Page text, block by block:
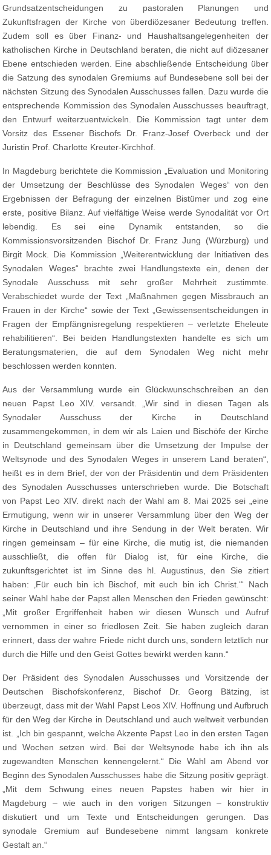
Grundsatzentscheidungen zu pastoralen Planungen und
Zukunftsfragen der Kirche von überdiözesaner Bedeutung treffen.
Zudem soll es über Finanz- und Haushaltsangelegenheiten der
katholischen Kirche in Deutschland beraten, die nicht auf diözesaner
Ebene entschieden werden. Eine abschließende Entscheidung über
die Satzung des synodalen Gremiums auf Bundesebene soll bei der
nächsten Sitzung des Synodalen Ausschusses fallen. Dazu wurde die
entsprechende Kommission des Synodalen Ausschusses beauftragt,
den Entwurf weiterzuentwickeln. Die Kommission tagt unter dem
Vorsitz des Essener Bischofs Dr. Franz-Josef Overbeck und der
Juristin Prof. Charlotte Kreuter-Kirchhof.
In Magdeburg berichtete die Kommission „Evaluation und Monitoring
der Umsetzung der Beschlüsse des Synodalen Weges“ von den
Ergebnissen der Befragung der einzelnen Bistümer und zog eine
erste, positive Bilanz. Auf vielfältige Weise werde Synodalität vor Ort
lebendig. Es sei eine Dynamik entstanden, so die
Kommissionsvorsitzenden Bischof Dr. Franz Jung (Würzburg) und
Birgit Mock. Die Kommission „Weiterentwicklung der Initiativen des
Synodalen Weges“ brachte zwei Handlungstexte ein, denen der
Synodale Ausschuss mit sehr großer Mehrheit zustimmte.
Verabschiedet wurde der Text „Maßnahmen gegen Missbrauch an
Frauen in der Kirche“ sowie der Text „Gewissensentscheidungen in
Fragen der Empfängnisregelung respektieren – verletzte Eheleute
rehabilitieren“. Bei beiden Handlungstexten handelte es sich um
Beratungsmaterien, die auf dem Synodalen Weg nicht mehr
beschlossen werden konnten.
Aus der Versammlung wurde ein Glückwunschschreiben an den
neuen Papst Leo XIV. versandt. „Wir sind in diesen Tagen als
Synodaler Ausschuss der Kirche in Deutschland
zusammengekommen, in dem wir als Laien und Bischöfe der Kirche
in Deutschland gemeinsam über die Umsetzung der Impulse der
Weltsynode und des Synodalen Weges in unserem Land beraten“,
heißt es in dem Brief, der von der Präsidentin und dem Präsidenten
des Synodalen Ausschusses unterschrieben wurde. Die Botschaft
von Papst Leo XIV. direkt nach der Wahl am 8. Mai 2025 sei „eine
Ermutigung, wenn wir in unserer Versammlung über den Weg der
Kirche in Deutschland und ihre Sendung in der Welt beraten. Wir
ringen gemeinsam – für eine Kirche, die mutig ist, die niemanden
ausschließt, die offen für Dialog ist, für eine Kirche, die
zukunftsgerichtet ist im Sinne des hl. Augustinus, den Sie zitiert
haben: ‚Für euch bin ich Bischof, mit euch bin ich Christ.‘“ Nach
seiner Wahl habe der Papst allen Menschen den Frieden gewünscht:
„Mit großer Ergriffenheit haben wir diesen Wunsch und Aufruf
vernommen in einer so friedlosen Zeit. Sie haben zugleich daran
erinnert, dass der wahre Friede nicht durch uns, sondern letztlich nur
durch die Hilfe und den Geist Gottes bewirkt werden kann.“
Der Präsident des Synodalen Ausschusses und Vorsitzende der
Deutschen Bischofskonferenz, Bischof Dr. Georg Bätzing, ist
überzeugt, dass mit der Wahl Papst Leos XIV. Hoffnung und Aufbruch
für den Weg der Kirche in Deutschland und auch weltweit verbunden
ist. „Ich bin gespannt, welche Akzente Papst Leo in den ersten Tagen
und Wochen setzen wird. Bei der Weltsynode habe ich ihn als
zugewandten Menschen kennengelernt.“ Die Wahl am Abend vor
Beginn des Synodalen Ausschusses habe die Sitzung positiv geprägt.
„Mit dem Schwung eines neuen Papstes haben wir hier in
Magdeburg – wie auch in den vorigen Sitzungen – konstruktiv
diskutiert und um Texte und Entscheidungen gerungen. Das
synodale Gremium auf Bundesebene nimmt langsam konkrete
Gestalt an.“